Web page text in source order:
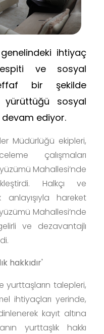
ihtiyaç
ve sosyal
bir şekilde
yürüttüğü sosyal
devam ediyor.
Müdürlüğü ekipleri,
çalışmaları
Mahallesi’nde
Halkçı ve
anlayışıyla hareket
Mahallesi’nde
ve dezavantajlı
hakkıdır'
yurttaşların talepleri,
ihtiyaçları yerinde,
kayıt altına
yurttaşlık hakkı